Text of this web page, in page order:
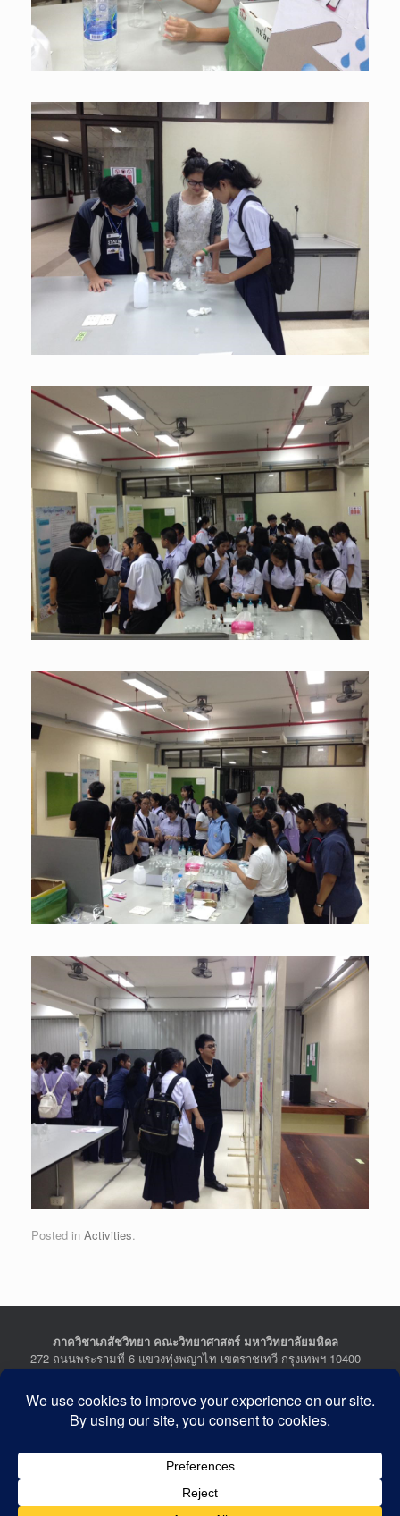
Posted in Activities.
ภาควิชาเภสัชวิทยา คณะวิทยาศาสตร์ มหาวิทยาลัยมหิดล
272 ถนนพระรามที่ 6 แขวงทุ่งพญาไท เขตราชเทวี กรุงเทพฯ 10400
Department of Pharmacology, Faculty of Science, Mahidol
University
272 Rama VI Road, Ratchathewi District, Bangkok 10400
Tel : +662-201-5641-2, Fax : +662-354-7157
Last Updated: July 21, 2026